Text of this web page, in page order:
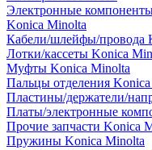
Электронные
Konica Minolta
Кабели/шлейфы/провода
Лотки/кассеты Konica
Муфты Konica Minolta
Пальцы отделения
Пластины/держатели/
Платы/электронные
Прочие запчасти Konica
Пружины Konica Minolta